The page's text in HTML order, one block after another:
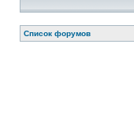
Список форумов